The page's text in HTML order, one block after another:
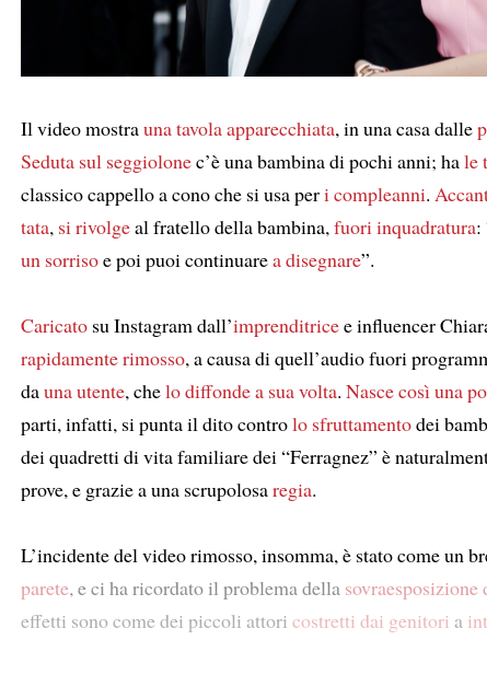
Il video mostrauna tavola apparecchiata, in una casa dalle
Seduta sul seggiolonec’è una bambina di pochi anni; hale
classico cappello a cono che si usa peri compleanni.
tata, si rivolgeal fratello della bambina, fuori inquadratura:
un sorrisoe poi puoi continuarea disegnare”.
Caricato su Instagram dall’imprenditricee influencer
rapidamente rimosso, a causa di quell’audio fuori
dauna utente, chelo diffonde a sua volta. Nasce così una
parti, infatti, si punta il dito controlo sfruttamentodei
dei quadretti di vita familiare dei “Ferragnez” è
prove, e grazie a una scrupolosaregia.
L’incidente del video rimosso, insomma, è stato come un
parete, e ci ha ricordato il problema della sovraesposizione
effetti sono come dei piccoli attori costretti dai genitori a